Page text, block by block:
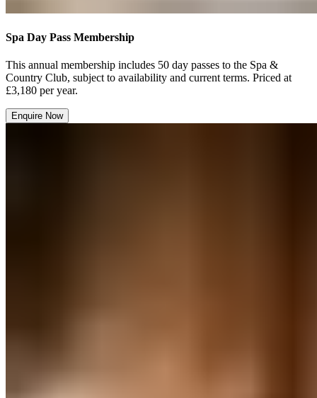
Spa Day Pass Membership​​​​‌ ‍ ​‍​‍‌‍ ‌ ​‍‌‍‍‌‌‍‌ ‌‍‍‌‌‍ ‍​‍​‍​ ‍‍​‍​‍‌ ​ ‌‍​‌‌‍ ‍‌‍‍‌‌ ‌​‌ ‍‌​‍ ‍‌‍‍‌‌‍ ​‍​‍​‍ ​​‍​‍‌‍‍​‌ ​‍‌‍‌‌‌‍‌‍​‍​‍​ ‍‍​‍​‍‌‍‍​‌ ‌​‌ ‌​‌ ​​‌ ​ ​ ‍‍​‍ ​‍ ‌‍ ​​‍ ‌‌‍​‌‌‍ ‍‌‍‌​​‍ ‌‌ ​‍​‍ ‌‌‍‍​‌‍ ‌ ‌​‌‍‌‌‌‍ ​‌ ​ ​‍ ‌‌ ​ ‌ ‌​‌ ‌‌‌‍‌​‌‍‍‌‌‍ ​‍ ‍‌ ‌‍‌‍‌‌‌ ​‍‌‍​ ‌‍‌‌‌‍ ​​‍ ‍‌‍​‌‌ ​​‌ ​​​‍ ‌‍‍‌‌‍ ‍‌ ‌​‌‍‌‌‌‍ ‍‌ ‌​​‍ ‌‍‌‌‌‍‌​‌‍‍‌‌ ‌​​‍ ‌‍ ‌‌‍ ‌‍‌​‌‍‌‌​ ‌‌ ​​‌ ​‍‌‍‌‌‌ ​ ‌‍‌‌‌‍ ‍‌ ‌​‌‍​‌‌ ‌​‌‍‍‌‌‍ ‌‍ ‍​ ‍ ‌‍‍‌‌‍‌​​ ‌‌‍​‍​ ‍‌​ ‍‌‌‍‌​‌‍​‌​ ‍​​ ‌‍​ ‌​​‍ ‌​ ‌​​ ‌ ‌‍‌‌​ ‌‌​‍ ‌​ ‌​​ ‌‍​ ​​​ ​ ​‍ ‌​ ‍​​ ​‌​ ‌‍​ ‌ ​‍ ‌​ ​‌​ ‌‍​ ​ ‌‍​‌‌‍‌‍​ ‍​​ ​‌‌‍​‍​ ‍‌​ ​​‌‍‌‌‌‍​ ​ ‍ ‌ ‌​‌ ‍‌‌ ​​‌‍‌‌​ ‌‌‍‍​‌‍ ‌ ‌​‌‍‌‌‌‍ ​‌‌​ ‌‍‍‌‌ ‌​‌‍‌‌‌‌​​‌‍​‌‌‍‌ ‌‍‌‌​ ‍ ‌ ​​‌‍​‌‌ ‌​‌‍‍​​ ‌‌ ​​‌‍​‌‌‍‌ ‌‍‌‌‌​​‍‌ ‌‌‌‍‍‌‌‍ ​‌‍‌​‌‍‌‌‌ ​‍​‍‌‌​ ‌‌‌​​‍‌‌ ‌‍‍ ‌‍‌‌‌ ‍‌​‍‌‌​ ​ ‌​‌​​‍‌‌​ ​ ‌​‌​​‍‌‌​ ​‍​ ​‍‌‍‌‌​ ​​‌‍​‌‌‍‌‌​ ‌‌‌‍‌‍​ ​‍‌‍​ ‌‍‌‌‌‍‌‌​ ‌‌​ ‍​​‍‌‌​ ​‍​ ​‍​‍‌‌​ ‌‌‌​‌​​‍ ‍‌‍​ ‌‍ ‌‍ ‍‌ ‌​‌‍‌‌‌‍ ‍‌ ‌​​‍‌‌​ ‌‌‌​​‍‌‌ ‌‍‍ ‌‍‌‌‌ ‍‌​‍‌‌​ ​ ‌​‌​​‍‌‌​ ​ ‌​‌​​‍‌‌​ ​‍​ ​‍​ ‌‌​ ​‌​ ​‍​ ​‌​ ​‍​ ‌ ​ ​‍​ ‌​‌‍​‌​ ​‍​ ​‍‌‍‌​​‍‌‌​ ​‍​ ​‍​‍‌‌​ ‌‌‌​‌​​‍ ‍‌ ‌​‌‍‍‌‌ ‌​‌‍ ​‌‍‌‌​ ‌‍​‍‌‍​‌‌ ​ ‌‍‌‌‌‌‌‌‌ ​‍‌‍ ​​ ‌‌‍‍​‌ ‌​‌ ‌​‌ ​​‌ ​ ​‍‌‌​ ​ ‌​​‌​‍‌‌​ ​‍‌​‌‍​‍‌‌​ ​‍‌​‌‍‌‍ ​​‍ ‌‌‍​‌‌‍ ‍‌‍‌​​‍ ‌‌ ​‍​‍ ‌‌‍‍​‌‍ ‌ ‌​‌‍‌‌‌‍ ​‌ ​ ​‍ ‌‌ ​ ‌ ‌​‌ ‌‌‌‍‌​‌‍‍‌‌‍ ​‍ ‍‌ ‌‍‌‍‌‌‌ ​‍‌‍​ ‌‍‌‌‌‍ ​​‍ ‍‌‍​‌‌ ​​‌ ​​​‍‌‍‌‍‍‌‌‍‌​​ ‌‌‍​‍​ ‍‌​ ‍‌‌‍‌​‌‍​‌​ ‍​​ ‌‍​ ‌​​‍ ‌​ ‌​​ ‌ ‌‍‌‌​ ‌‌​‍ ‌​ ‌​​ ‌‍​ ​​​ ​ ​‍ ‌​ ‍​​ ​‌​ ‌‍​ ‌ ​‍ ‌​ ​‌​ ‌‍​ ​ ‌‍​‌‌‍‌‍​ ‍​​ ​‌‌‍​‍​ ‍‌​ ​​‌‍‌‌‌‍​ ​‍‌‍‌ ‌​‌ ‍‌‌ ​​‌‍‌‌​ ‌‌‍‍​‌‍ ‌ ‌​‌‍‌‌‌‍ ​‌‌​ ‌‍‍‌‌ ‌​‌‍‌‌‌‌​​‌‍​‌‌‍‌ ‌‍‌‌​‍‌‍‌ ​​‌‍​‌‌ ‌​‌‍‍​​ ‌‌ ​​‌‍​‌‌‍‌ ‌‍‌‌‌​​‍‌ ‌‌‌‍‍‌‌‍ ​‌‍‌​‌‍‌‌‌ ​‍​‍‌‌​ ‌‌‌​​‍‌‌ ‌‍‍ ‌‍‌‌‌ ‍‌​‍‌‌​ ​ ‌​‌​​‍‌‌​ ​ ‌​‌​​‍‌‌​ ​‍​ ​‍‌‍‌‌​ ​​‌‍​‌‌‍‌‌​ ‌‌‌‍‌‍​ ​‍‌‍​ ‌‍‌‌‌‍‌‌​ ‌‌​ ‍​​‍‌‌​ ​‍​ ​‍​‍‌‌​ ‌‌‌​‌​​‍ ‍‌‍​ ‌‍ ‌‍ ‍‌ ‌​‌‍‌‌‌‍ ‍‌ ‌​​‍‌‌​ ‌‌‌​​‍‌‌ ‌‍‍ ‌‍‌‌‌ ‍‌​‍‌‌​ ​ ‌​‌​​‍‌‌​ ​ ‌​‌​​‍‌‌​ ​‍​ ​‍​ ‌‌​ ​‌​ ​‍​ ​‌​ ​‍​ ‌ ​ ​‍​ ‌​‌‍​‌​ ​‍​ ​‍‌‍‌​​‍‌‌​ ​‍​ ​‍​‍‌‌​ ‌‌‌​‌​​‍ ‍‌ ‌​‌‍‍‌‌ ‌​‌‍ ​‌‍‌‌​‍‌‍‌ ​​‌‍‌‌‌ ​‍‌ ​ ‌ ​​‌‍‌‌‌‍​ ‌ ‌​‌‍‍‌‌ ‌‍‌‍‌‌​ ‌‌ ​​‌ ‌‌‌‍​‍‌‍ ​‌‍‍‌‌ ​ ‌‍‍​‌‍‌‌‌‍‌​​‍​‍‌ ‌
This annual membership ​​​​‌ ‍ ​‍​‍‌‍ ‌ ​‍‌‍‍‌‌‍‌ ‌‍‍‌‌‍ ‍​‍​‍​ ‍‍​‍​‍‌ ​ ‌‍​‌‌‍ ‍‌‍‍‌‌ ‌​‌ ‍‌​‍ ‍‌‍‍‌‌‍ ​‍​‍​‍ ​​‍​‍‌‍‍​‌ ​‍‌‍‌‌‌‍‌‍​‍​‍​ ‍‍​‍​‍‌‍‍​‌ ‌​‌ ‌​‌ ​​‌ ​ ​ ‍‍​‍ ​‍ ‌‍ ​​‍ ‌‌‍​‌‌‍ ‍‌‍‌​​‍ ‌‌ ​‍​‍ ‌‌‍‍​‌‍ ‌ ‌​‌‍‌‌‌‍ ​‌ ​ ​‍ ‌‌ ​ ‌ ‌​‌ ‌‌‌‍‌​‌‍‍‌‌‍ ​‍ ‍‌ ‌‍‌‍‌‌‌ ​‍‌‍​ ‌‍‌‌‌‍ ​​‍ ‍‌‍​‌‌ ​​‌ ​​​‍ ‌‍‍‌‌‍ ‍‌ ‌​‌‍‌‌‌‍ ‍‌ ‌​​‍ ‌‍‌‌‌‍‌​‌‍‍‌‌ ‌​​‍ ‌‍ ‌‌‍ ‌‍‌​‌‍‌‌​ ‌‌ ​​‌ ​‍‌‍‌‌‌ ​ ‌‍‌‌‌‍ ‍‌ ‌​‌‍​‌‌ ‌​‌‍‍‌‌‍ ‌‍ ‍​ ‍ ‌‍‍‌‌‍‌​​ ‌‌‍​‍​ ‍‌​ ‍‌‌‍‌​‌‍​‌​ ‍​​ ‌‍​ ‌​​‍ ‌​ ‌​​ ‌ ‌‍‌‌​ ‌‌​‍ ‌​ ‌​​ ‌‍​ ​​​ ​ ​‍ ‌​ ‍​​ ​‌​ ‌‍​ ‌ ​‍ ‌​ ​‌​ ‌‍​ ​ ‌‍​‌‌‍‌‍​ ‍​​ ​‌‌‍​‍​ ‍‌​ ​​‌‍‌‌‌‍​ ​ ‍ ‌ ‌​‌ ‍‌‌ ​​‌‍‌‌​ ‌‌‍‍​‌‍ ‌ ‌​‌‍‌‌‌‍ ​‌‌​ ‌‍‍‌‌ ‌​‌‍‌‌‌‌​​‌‍​‌‌‍‌ ‌‍‌‌​ ‍ ‌ ​​‌‍​‌‌ ‌​‌‍‍​​ ‌‌ ​​‌‍​‌‌‍‌ ‌‍‌‌‌​​‍‌ ‌‌‌‍‍‌‌‍ ​‌‍‌​‌‍‌‌‌ ​‍​‍‌‌​ ‌‌‌​​‍‌‌ ‌‍‍ ‌‍‌‌‌ ‍‌​‍‌‌​ ​ ‌​‌​​‍‌‌​ ​ ‌​‌​​‍‌‌​ ​‍​ ​‍​ ​‌​ ‌‍​ ​ ​ ‌ ‌‍​‌​ ​ ​ ​‌​ ‌‌​ ​‍​ ‌‌‌‍‌​​ ‌​​‍‌‌​ ​‍​ ​‍​‍‌‌​ ‌‌‌​‌​​‍ ‍‌ ​ ‌‍‌‌‌‍​ ‌ ‌​‌‍‍‌‌‍ ‌‍ ‍‌ ​ ​‍‌‌​ ‌‌‌​​‍‌‌ ‌‍‍ ‌‍‌‌‌ ‍‌​‍‌‌​ ​ ‌​‌​​‍‌‌​ ​ ‌​‌​​‍‌‌​ ​‍​ ​‍​ ​‌​ ‌​​ ‍‌​ ‌​​ ‌ ​ ‌‌‌‍‌‌​ ​ ​ ​​​ ‍‌​ ‍‌‌‍‌‍​‍‌‌​ ​‍​ ​‍​‍‌‌​ ‌‌‌​‌​​‍ ‍‌‍​‍‌‍ ‌‍‌​‌ ‍‌​‍‌‌​ ‌‌‌​​‍‌‌ ‌‍‍ ‌‍‌‌‌ ‍‌​‍‌‌​ ​ ‌​‌​​‍‌‌​ ​ ‌​‌​​‍‌‌​ ​‍​ ​‍​ ‍​‌‍‌​‌‍‌‌‌‍​‍​ ‌ ​ ​​​ ​ ​ ​‍‌‍‌‍‌‍‌‍​ ​‌​ ‍‌​‍‌‌​ ​‍​ ​‍​‍‌‌​ ‌‌‌​‌​​‍ ‍‌‍​ ‌‍‍​‌‍‍‌‌‍ ​‌‍‌​‌ ​‍‌‍‌‌‌‍ ‍​‍‌‌​ ‌‌‌​​‍‌‌ ‌‍‍ ‌‍‌‌‌ ‍‌​‍‌‌​ ​ ‌​‌​​‍‌‌​ ​ ‌​‌​​‍‌‌​ ​‍​ ​‍‌‍​‍‌‍​‌‌‍‌‌‌‍‌​​ ‍‌​ ‌​​ ‍​‌‍​‍‌‍‌​‌‍​ ​ ‌‌​ ‍​​‍‌‌​ ​‍​ ​‍​‍‌‌​ ‌‌‌​‌​​‍ ‍‌ ‌​‌‍‌‌‌ ‍​‌ ‌​​ ‌‍​‍‌‍​‌‌ ​ ‌‍‌‌‌‌‌‌‌ ​‍‌‍ ​​ ‌‌‍‍​‌ ‌​‌ ‌​‌ ​​‌ ​ ​‍‌‌​ ​ ‌​​‌​‍‌‌​ ​‍‌​‌‍​‍‌‌​ ​‍‌​‌‍‌‍ ​​‍ ‌‌‍​‌‌‍ ‍‌‍‌​​‍ ‌‌ ​‍​‍ ‌‌‍‍​‌‍ ‌ ‌​‌‍‌‌‌‍ ​‌ ​ ​‍ ‌‌ ​ ‌ ‌​‌ ‌‌‌‍‌​‌‍‍‌‌‍ ​‍ ‍‌ ‌‍‌‍‌‌‌ ​‍‌‍​ ‌‍‌‌‌‍ ​​‍ ‍‌‍​‌‌ ​​‌ ​​​‍‌‍‌‍‍‌‌‍‌​​ ‌‌‍​‍​ ‍‌​ ‍‌‌‍‌​‌‍​‌​ ‍​​ ‌‍​ ‌​​‍ ‌​ ‌​​ ‌ ‌‍‌‌​ ‌‌​‍ ‌​ ‌​​ ‌‍​ ​​​ ​ ​‍ ‌​ ‍​​ ​‌​ ‌‍​ ‌ ​‍ ‌​ ​‌​ ‌‍​ ​ ‌‍​‌‌‍‌‍​ ‍​​ ​‌‌‍​‍​ ‍‌​ ​​‌‍‌‌‌‍​ ​‍‌‍‌ ‌​‌ ‍‌‌ ​​‌‍‌‌​ ‌‌‍‍​‌‍ ‌ ‌​‌‍‌‌‌‍ ​‌‌​ ‌‍‍‌‌ ‌​‌‍‌‌‌‌​​‌‍​‌‌‍‌ ‌‍‌‌​‍‌‍‌ ​​‌‍​‌‌ ‌​‌‍‍​​ ‌‌ ​​‌‍​‌‌‍‌ ‌‍‌‌‌​​‍‌ ‌‌‌‍‍‌‌‍ ​‌‍‌​‌‍‌‌‌ ​‍​‍‌‌​ ‌‌‌​​‍‌‌ ‌‍‍ ‌‍‌‌‌ ‍‌​‍‌‌​ ​ ‌​‌​​‍‌‌​ ​ ‌​‌​​‍‌‌​ ​‍​ ​‍​ ​‌​ ‌‍​ ​ ​ ‌ ‌‍​‌​ ​ ​ ​‌​ ‌‌​ ​‍​ ‌‌‌‍‌​​ ‌​​‍‌‌​ ​‍​ ​‍​‍‌‌​ ‌‌‌​‌​​‍ ‍‌ ​ ‌‍‌‌‌‍​ ‌ ‌​‌‍‍‌‌‍ ‌‍ ‍‌ ​ ​‍‌‌​ ‌‌‌​​‍‌‌ ‌‍‍ ‌‍‌‌‌ ‍‌​‍‌‌​ ​ ‌​‌​​‍‌‌​ ​ ‌​‌​​‍‌‌​ ​‍​ ​‍​ ​‌​ ‌​​ ‍‌​ ‌​​ ‌ ​ ‌‌‌‍‌‌​ ​ ​ ​​​ ‍‌​ ‍‌‌‍‌‍​‍‌‌​ ​‍​ ​‍​‍‌‌​ ‌‌‌​‌​​‍ ‍‌‍​‍‌‍ ‌‍‌​‌ ‍‌​‍‌‌​ ‌‌‌​​‍‌‌ ‌‍‍ ‌‍‌‌‌ ‍‌​‍‌‌​ ​ ‌​‌​​‍‌‌​ ​ ‌​‌​​‍‌‌​ ​‍​ ​‍​ ‍​‌‍‌​‌‍‌‌‌‍​‍​ ‌ ​ ​​​ ​ ​ ​‍‌‍‌‍‌‍‌‍​ ​‌​ ‍‌​‍‌‌​ ​‍​ ​‍​‍‌‌​ ‌‌‌​‌​​‍ ‍‌‍​ ‌‍‍​‌‍‍‌‌‍ ​‌‍‌​‌ ​‍‌‍‌‌‌‍ ‍​‍‌‌​ ‌‌‌​​‍‌‌ ‌‍‍ ‌‍‌‌‌ ‍‌​‍‌‌​ ​ ‌​‌​​‍‌‌​ ​ ‌​‌​​‍‌‌​ ​‍​ ​‍‌‍​‍‌‍​‌‌‍‌‌‌‍‌​​ ‍‌​ ‌​​ ‍​‌‍​‍‌‍‌​‌‍​ ​ ‌‌​ ‍​​‍‌‌​ ​‍​ ​‍​‍‌‌​ ‌‌‌​‌​​‍ ‍‌ ‌​‌‍‌‌‌ ‍​‌ ‌​​‍‌‍‌ ​​‌‍‌‌‌ ​‍‌ ​ ‌ ​​‌‍‌‌‌‍​ ‌ ‌​‌‍‍‌‌ ‌‍‌‍‌‌​ ‌‌ ​​‌ ‌‌‌‍​‍‌‍ ​‌‍‍‌‌ ​ ‌‍‍​‌‍‌‌‌‍‌​​‍​‍‌ ‌includes ​​​​‌ ‍ ​‍​‍‌‍ ‌ ​‍‌‍‍‌‌‍‌ ‌‍‍‌‌‍ ‍​‍​‍​ ‍‍​‍​‍‌ ​ ‌‍​‌‌‍ ‍‌‍‍‌‌ ‌​‌ ‍‌​‍ ‍‌‍‍‌‌‍ ​‍​‍​‍ ​​‍​‍‌‍‍​‌ ​‍‌‍‌‌‌‍‌‍​‍​‍​ ‍‍​‍​‍‌‍‍​‌ ‌​‌ ‌​‌ ​​‌ ​ ​ ‍‍​‍ ​‍ ‌‍ ​​‍ ‌‌‍​‌‌‍ ‍‌‍‌​​‍ ‌‌ ​‍​‍ ‌‌‍‍​‌‍ ‌ ‌​‌‍‌‌‌‍ ​‌ ​ ​‍ ‌‌ ​ ‌ ‌​‌ ‌‌‌‍‌​‌‍‍‌‌‍ ​‍ ‍‌ ‌‍‌‍‌‌‌ ​‍‌‍​ ‌‍‌‌‌‍ ​​‍ ‍‌‍​‌‌ ​​‌ ​​​‍ ‌‍‍‌‌‍ ‍‌ ‌​‌‍‌‌‌‍ ‍‌ ‌​​‍ ‌‍‌‌‌‍‌​‌‍‍‌‌ ‌​​‍ ‌‍ ‌‌‍ ‌‍‌​‌‍‌‌​ ‌‌ ​​‌ ​‍‌‍‌‌‌ ​ ‌‍‌‌‌‍ ‍‌ ‌​‌‍​‌‌ ‌​‌‍‍‌‌‍ ‌‍ ‍​ ‍ ‌‍‍‌‌‍‌​​ ‌‌‍​‍​ ‍‌​ ‍‌‌‍‌​‌‍​‌​ ‍​​ ‌‍​ ‌​​‍ ‌​ ‌​​ ‌ ‌‍‌‌​ ‌‌​‍ ‌​ ‌​​ ‌‍​ ​​​ ​ ​‍ ‌​ ‍​​ ​‌​ ‌‍​ ‌ ​‍ ‌​ ​‌​ ‌‍​ ​ ‌‍​‌‌‍‌‍​ ‍​​ ​‌‌‍​‍​ ‍‌​ ​​‌‍‌‌‌‍​ ​ ‍ ‌ ‌​‌ ‍‌‌ ​​‌‍‌‌​ ‌‌‍‍​‌‍ ‌ ‌​‌‍‌‌‌‍ ​‌‌​ ‌‍‍‌‌ ‌​‌‍‌‌‌‌​​‌‍​‌‌‍‌ ‌‍‌‌​ ‍ ‌ ​​‌‍​‌‌ ‌​‌‍‍​​ ‌‌ ​​‌‍​‌‌‍‌ ‌‍‌‌‌​​‍‌ ‌‌‌‍‍‌‌‍ ​‌‍‌​‌‍‌‌‌ ​‍​‍‌‌​ ‌‌‌​​‍‌‌ ‌‍‍ ‌‍‌‌‌ ‍‌​‍‌‌​ ​ ‌​‌​​‍‌‌​ ​ ‌​‌​​‍‌‌​ ​‍​ ​‍​ ​‌​ ‌‍​ ​ ​ ‌ ‌‍​‌​ ​ ​ ​‌​ ‌‌​ ​‍​ ‌‌‌‍‌​​ ‌​​‍‌‌​ ​‍​ ​‍​‍‌‌​ ‌‌‌​‌​​‍ ‍‌ ​ ‌‍‌‌‌‍​ ‌ ‌​‌‍‍‌‌‍ ‌‍ ‍‌ ​ ​‍‌‌​ ‌‌‌​​‍‌‌ ‌‍‍ ‌‍‌‌‌ ‍‌​‍‌‌​ ​ ‌​‌​​‍‌‌​ ​ ‌​‌​​‍‌‌​ ​‍​ ​‍​ ​‌​ ‌​​ ‍‌​ ‌​​ ‌ ​ ‌‌‌‍‌‌​ ​ ​ ​​​ ‍‌​ ‍‌‌‍‌‍​‍‌‌​ ​‍​ ​‍​‍‌‌​ ‌‌‌​‌​​‍ ‍‌‍​‍‌‍ ‌‍‌​‌ ‍‌​‍‌‌​ ‌‌‌​​‍‌‌ ‌‍‍ ‌‍‌‌‌ ‍‌​‍‌‌​ ​ ‌​‌​​‍‌‌​ ​ ‌​‌​​‍‌‌​ ​‍​ ​‍​ ‍​‌‍‌​‌‍‌‌‌‍​‍​ ‌ ​ ​​​ ​ ​ ​‍‌‍‌‍‌‍‌‍​ ​‌​ ‍‌​‍‌‌​ ​‍​ ​‍​‍‌‌​ ‌‌‌​‌​​‍ ‍‌‍​ ‌‍‍​‌‍‍‌‌‍ ​‌‍‌​‌ ​‍‌‍‌‌‌‍ ‍​‍‌‌​ ‌‌‌​​‍‌‌ ‌‍‍ ‌‍‌‌‌ ‍‌​‍‌‌​ ​ ‌​‌​​‍‌‌​ ​ ‌​‌​​‍‌‌​ ​‍​ ​‍‌‍‌​‌‍‌‌‌‍‌‌‌‍​ ‌‍​‍​ ​ ​ ​ ​ ​​​ ​​‌‍‌‌​ ‌‍‌‍​‍​‍‌‌​ ​‍​ ​‍​‍‌‌​ ‌‌‌​‌​​‍ ‍‌ ‌​‌‍‌‌‌ ‍​‌ ‌​​ ‌‍​‍‌‍​‌‌ ​ ‌‍‌‌‌‌‌‌‌ ​‍‌‍ ​​ ‌‌‍‍​‌ ‌​‌ ‌​‌ ​​‌ ​ ​‍‌‌​ ​ ‌​​‌​‍‌‌​ ​‍‌​‌‍​‍‌‌​ ​‍‌​‌‍‌‍ ​​‍ ‌‌‍​‌‌‍ ‍‌‍‌​​‍ ‌‌ ​‍​‍ ‌‌‍‍​‌‍ ‌ ‌​‌‍‌‌‌‍ ​‌ ​ ​‍ ‌‌ ​ ‌ ‌​‌ ‌‌‌‍‌​‌‍‍‌‌‍ ​‍ ‍‌ ‌‍‌‍‌‌‌ ​‍‌‍​ ‌‍‌‌‌‍ ​​‍ ‍‌‍​‌‌ ​​‌ ​​​‍‌‍‌‍‍‌‌‍‌​​ ‌‌‍​‍​ ‍‌​ ‍‌‌‍‌​‌‍​‌​ ‍​​ ‌‍​ ‌​​‍ ‌​ ‌​​ ‌ ‌‍‌‌​ ‌‌​‍ ‌​ ‌​​ ‌‍​ ​​​ ​ ​‍ ‌​ ‍​​ ​‌​ ‌‍​ ‌ ​‍ ‌​ ​‌​ ‌‍​ ​ ‌‍​‌‌‍‌‍​ ‍​​ ​‌‌‍​‍​ ‍‌​ ​​‌‍‌‌‌‍​ ​‍‌‍‌ ‌​‌ ‍‌‌ ​​‌‍‌‌​ ‌‌‍‍​‌‍ ‌ ‌​‌‍‌‌‌‍ ​‌‌​ ‌‍‍‌‌ ‌​‌‍‌‌‌‌​​‌‍​‌‌‍‌ ‌‍‌‌​‍‌‍‌ ​​‌‍​‌‌ ‌​‌‍‍​​ ‌‌ ​​‌‍​‌‌‍‌ ‌‍‌‌‌​​‍‌ ‌‌‌‍‍‌‌‍ ​‌‍‌​‌‍‌‌‌ ​‍​‍‌‌​ ‌‌‌​​‍‌‌ ‌‍‍ ‌‍‌‌‌ ‍‌​‍‌‌​ ​ ‌​‌​​‍‌‌​ ​ ‌​‌​​‍‌‌​ ​‍​ ​‍​ ​‌​ ‌‍​ ​ ​ ‌ ‌‍​‌​ ​ ​ ​‌​ ‌‌​ ​‍​ ‌‌‌‍‌​​ ‌​​‍‌‌​ ​‍​ ​‍​‍‌‌​ ‌‌‌​‌​​‍ ‍‌ ​ ‌‍‌‌‌‍​ ‌ ‌​‌‍‍‌‌‍ ‌‍ ‍‌ ​ ​‍‌‌​ ‌‌‌​​‍‌‌ ‌‍‍ ‌‍‌‌‌ ‍‌​‍‌‌​ ​ ‌​‌​​‍‌‌​ ​ ‌​‌​​‍‌‌​ ​‍​ ​‍​ ​‌​ ‌​​ ‍‌​ ‌​​ ‌ ​ ‌‌‌‍‌‌​ ​ ​ ​​​ ‍‌​ ‍‌‌‍‌‍​‍‌‌​ ​‍​ ​‍​‍‌‌​ ‌‌‌​‌​​‍ ‍‌‍​‍‌‍ ‌‍‌​‌ ‍‌​‍‌‌​ ‌‌‌​​‍‌‌ ‌‍‍ ‌‍‌‌‌ ‍‌​‍‌‌​ ​ ‌​‌​​‍‌‌​ ​ ‌​‌​​‍‌‌​ ​‍​ ​‍​ ‍​‌‍‌​‌‍‌‌‌‍​‍​ ‌ ​ ​​​ ​ ​ ​‍‌‍‌‍‌‍‌‍​ ​‌​ ‍‌​‍‌‌​ ​‍​ ​‍​‍‌‌​ ‌‌‌​‌​​‍ ‍‌‍​ ‌‍‍​‌‍‍‌‌‍ ​‌‍‌​‌ ​‍‌‍‌‌‌‍ ‍​‍‌‌​ ‌‌‌​​‍‌‌ ‌‍‍ ‌‍‌‌‌ ‍‌​‍‌‌​ ​ ‌​‌​​‍‌‌​ ​ ‌​‌​​‍‌‌​ ​‍​ ​‍‌‍‌​‌‍‌‌‌‍‌‌‌‍​ ‌‍​‍​ ​ ​ ​ ​ ​​​ ​​‌‍‌‌​ ‌‍‌‍​‍​‍‌‌​ ​‍​ ​‍​‍‌‌​ ‌‌‌​‌​​‍ ‍‌ ‌​‌‍‌‌‌ ‍​‌ ‌​​‍‌‍‌ ​​‌‍‌‌‌ ​‍‌ ​ ‌ ​​‌‍‌‌‌‍​ ‌ ‌​‌‍‍‌‌ ‌‍‌‍‌‌​ ‌‌ ​​‌ ‌‌‌‍​‍‌‍ ​‌‍‍‌‌ ​ ‌‍‍​‌‍‌‌‌‍‌​​‍​‍‌ ‌50 day passes ​​​​‌ ‍ ​‍​‍‌‍ ‌ ​‍‌‍‍‌‌‍‌ ‌‍‍‌‌‍ ‍​‍​‍​ ‍‍​‍​‍‌ ​ ‌‍​‌‌‍ ‍‌‍‍‌‌ ‌​‌ ‍‌​‍ ‍‌‍‍‌‌‍ ​‍​‍​‍ ​​‍​‍‌‍‍​‌ ​‍‌‍‌‌‌‍‌‍​‍​‍​ ‍‍​‍​‍‌‍‍​‌ ‌​‌ ‌​‌ ​​‌ ​ ​ ‍‍​‍ ​‍ ‌‍ ​​‍ ‌‌‍​‌‌‍ ‍‌‍‌​​‍ ‌‌ ​‍​‍ ‌‌‍‍​‌‍ ‌ ‌​‌‍‌‌‌‍ ​‌ ​ ​‍ ‌‌ ​ ‌ ‌​‌ ‌‌‌‍‌​‌‍‍‌‌‍ ​‍ ‍‌ ‌‍‌‍‌‌‌ ​‍‌‍​ ‌‍‌‌‌‍ ​​‍ ‍‌‍​‌‌ ​​‌ ​​​‍ ‌‍‍‌‌‍ ‍‌ ‌​‌‍‌‌‌‍ ‍‌ ‌​​‍ ‌‍‌‌‌‍‌​‌‍‍‌‌ ‌​​‍ ‌‍ ‌‌‍ ‌‍‌​‌‍‌‌​ ‌‌ ​​‌ ​‍‌‍‌‌‌ ​ ‌‍‌‌‌‍ ‍‌ ‌​‌‍​‌‌ ‌​‌‍‍‌‌‍ ‌‍ ‍​ ‍ ‌‍‍‌‌‍‌​​ ‌‌‍​‍​ ‍‌​ ‍‌‌‍‌​‌‍​‌​ ‍​​ ‌‍​ ‌​​‍ ‌​ ‌​​ ‌ ‌‍‌‌​ ‌‌​‍ ‌​ ‌​​ ‌‍​ ​​​ ​ ​‍ ‌​ ‍​​ ​‌​ ‌‍​ ‌ ​‍ ‌​ ​‌​ ‌‍​ ​ ‌‍​‌‌‍‌‍​ ‍​​ ​‌‌‍​‍​ ‍‌​ ​​‌‍‌‌‌‍​ ​ ‍ ‌ ‌​‌ ‍‌‌ ​​‌‍‌‌​ ‌‌‍‍​‌‍ ‌ ‌​‌‍‌‌‌‍ ​‌‌​ ‌‍‍‌‌ ‌​‌‍‌‌‌‌​​‌‍​‌‌‍‌ ‌‍‌‌​ ‍ ‌ ​​‌‍​‌‌ ‌​‌‍‍​​ ‌‌ ​​‌‍​‌‌‍‌ ‌‍‌‌‌​​‍‌ ‌‌‌‍‍‌‌‍ ​‌‍‌​‌‍‌‌‌ ​‍​‍‌‌​ ‌‌‌​​‍‌‌ ‌‍‍ ‌‍‌‌‌ ‍‌​‍‌‌​ ​ ‌​‌​​‍‌‌​ ​ ‌​‌​​‍‌‌​ ​‍​ ​‍​ ​‌​ ‌‍​ ​ ​ ‌ ‌‍​‌​ ​ ​ ​‌​ ‌‌​ ​‍​ ‌‌‌‍‌​​ ‌​​‍‌‌​ ​‍​ ​‍​‍‌‌​ ‌‌‌​‌​​‍ ‍‌ ​ ‌‍‌‌‌‍​ ‌ ‌​‌‍‍‌‌‍ ‌‍ ‍‌ ​ ​‍‌‌​ ‌‌‌​​‍‌‌ ‌‍‍ ‌‍‌‌‌ ‍‌​‍‌‌​ ​ ‌​‌​​‍‌‌​ ​ ‌​‌​​‍‌‌​ ​‍​ ​‍​ ​‌​ ‌​​ ‍‌​ ‌​​ ‌ ​ ‌‌‌‍‌‌​ ​ ​ ​​​ ‍‌​ ‍‌‌‍‌‍​‍‌‌​ ​‍​ ​‍​‍‌‌​ ‌‌‌​‌​​‍ ‍‌‍​‍‌‍ ‌‍‌​‌ ‍‌​‍‌‌​ ‌‌‌​​‍‌‌ ‌‍‍ ‌‍‌‌‌ ‍‌​‍‌‌​ ​ ‌​‌​​‍‌‌​ ​ ‌​‌​​‍‌‌​ ​‍​ ​‍​ ‍​‌‍‌​‌‍‌‌‌‍​‍​ ‌ ​ ​​​ ​ ​ ​‍‌‍‌‍‌‍‌‍​ ​‌​ ‍‌​‍‌‌​ ​‍​ ​‍​‍‌‌​ ‌‌‌​‌​​‍ ‍‌‍​ ‌‍‍​‌‍‍‌‌‍ ​‌‍‌​‌ ​‍‌‍‌‌‌‍ ‍​‍‌‌​ ‌‌‌​​‍‌‌ ‌‍‍ ‌‍‌‌‌ ‍‌​‍‌‌​ ​ ‌​‌​​‍‌‌​ ​ ‌​‌​​‍‌‌​ ​‍​ ​‍​ ​‌‌‍​‍​ ​ ‌‍​‍‌‍​‌‌‍​‍‌‍​‍​ ​ ​ ​‌​ ‌​‌‍​ ​ ‌​​‍‌‌​ ​‍​ ​‍​‍‌‌​ ‌‌‌​‌​​‍ ‍‌ ‌​‌‍‌‌‌ ‍​‌ ‌​​ ‌‍​‍‌‍​‌‌ ​ ‌‍‌‌‌‌‌‌‌ ​‍‌‍ ​​ ‌‌‍‍​‌ ‌​‌ ‌​‌ ​​‌ ​ ​‍‌‌​ ​ ‌​​‌​‍‌‌​ ​‍‌​‌‍​‍‌‌​ ​‍‌​‌‍‌‍ ​​‍ ‌‌‍​‌‌‍ ‍‌‍‌​​‍ ‌‌ ​‍​‍ ‌‌‍‍​‌‍ ‌ ‌​‌‍‌‌‌‍ ​‌ ​ ​‍ ‌‌ ​ ‌ ‌​‌ ‌‌‌‍‌​‌‍‍‌‌‍ ​‍ ‍‌ ‌‍‌‍‌‌‌ ​‍‌‍​ ‌‍‌‌‌‍ ​​‍ ‍‌‍​‌‌ ​​‌ ​​​‍‌‍‌‍‍‌‌‍‌​​ ‌‌‍​‍​ ‍‌​ ‍‌‌‍‌​‌‍​‌​ ‍​​ ‌‍​ ‌​​‍ ‌​ ‌​​ ‌ ‌‍‌‌​ ‌‌​‍ ‌​ ‌​​ ‌‍​ ​​​ ​ ​‍ ‌​ ‍​​ ​‌​ ‌‍​ ‌ ​‍ ‌​ ​‌​ ‌‍​ ​ ‌‍​‌‌‍‌‍​ ‍​​ ​‌‌‍​‍​ ‍‌​ ​​‌‍‌‌‌‍​ ​‍‌‍‌ ‌​‌ ‍‌‌ ​​‌‍‌‌​ ‌‌‍‍​‌‍ ‌ ‌​‌‍‌‌‌‍ ​‌‌​ ‌‍‍‌‌ ‌​‌‍‌‌‌‌​​‌‍​‌‌‍‌ ‌‍‌‌​‍‌‍‌ ​​‌‍​‌‌ ‌​‌‍‍​​ ‌‌ ​​‌‍​‌‌‍‌ ‌‍‌‌‌​​‍‌ ‌‌‌‍‍‌‌‍ ​‌‍‌​‌‍‌‌‌ ​‍​‍‌‌​ ‌‌‌​​‍‌‌ ‌‍‍ ‌‍‌‌‌ ‍‌​‍‌‌​ ​ ‌​‌​​‍‌‌​ ​ ‌​‌​​‍‌‌​ ​‍​ ​‍​ ​‌​ ‌‍​ ​ ​ ‌ ‌‍​‌​ ​ ​ ​‌​ ‌‌​ ​‍​ ‌‌‌‍‌​​ ‌​​‍‌‌​ ​‍​ ​‍​‍‌‌​ ‌‌‌​‌​​‍ ‍‌ ​ ‌‍‌‌‌‍​ ‌ ‌​‌‍‍‌‌‍ ‌‍ ‍‌ ​ ​‍‌‌​ ‌‌‌​​‍‌‌ ‌‍‍ ‌‍‌‌‌ ‍‌​‍‌‌​ ​ ‌​‌​​‍‌‌​ ​ ‌​‌​​‍‌‌​ ​‍​ ​‍​ ​‌​ ‌​​ ‍‌​ ‌​​ ‌ ​ ‌‌‌‍‌‌​ ​ ​ ​​​ ‍‌​ ‍‌‌‍‌‍​‍‌‌​ ​‍​ ​‍​‍‌‌​ ‌‌‌​‌​​‍ ‍‌‍​‍‌‍ ‌‍‌​‌ ‍‌​‍‌‌​ ‌‌‌​​‍‌‌ ‌‍‍ ‌‍‌‌‌ ‍‌​‍‌‌​ ​ ‌​‌​​‍‌‌​ ​ ‌​‌​​‍‌‌​ ​‍​ ​‍​ ‍​‌‍‌​‌‍‌‌‌‍​‍​ ‌ ​ ​​​ ​ ​ ​‍‌‍‌‍‌‍‌‍​ ​‌​ ‍‌​‍‌‌​ ​‍​ ​‍​‍‌‌​ ‌‌‌​‌​​‍ ‍‌‍​ ‌‍‍​‌‍‍‌‌‍ ​‌‍‌​‌ ​‍‌‍‌‌‌‍ ‍​‍‌‌​ ‌‌‌​​‍‌‌ ‌‍‍ ‌‍‌‌‌ ‍‌​‍‌‌​ ​ ‌​‌​​‍‌‌​ ​ ‌​‌​​‍‌‌​ ​‍​ ​‍​ ​‌‌‍​‍​ ​ ‌‍​‍‌‍​‌‌‍​‍‌‍​‍​ ​ ​ ​‌​ ‌​‌‍​ ​ ‌​​‍‌‌​ ​‍​ ​‍​‍‌‌​ ‌‌‌​‌​​‍ ‍‌ ‌​‌‍‌‌‌ ‍​‌ ‌​​‍‌‍‌ ​​‌‍‌‌‌ ​‍‌ ​ ‌ ​​‌‍‌‌‌‍​ ‌ ‌​‌‍‍‌‌ ‌‍‌‍‌‌​ ‌‌ ​​‌ ‌‌‌‍​‍‌‍ ​‌‍‍‌‌ ​ ‌‍‍​‌‍‌‌‌‍‌​​‍​‍‌ ‌to the Spa & Country Club, subject to availability and current terms. Priced at £3,180 per year. ​​​​‌ ‍ ​‍​‍‌‍ ‌ ​‍‌‍‍‌‌‍‌ ‌‍‍‌‌‍ ‍​‍​‍​ ‍‍​‍​‍‌ ​ ‌‍​‌‌‍ ‍‌‍‍‌‌ ‌​‌ ‍‌​‍ ‍‌‍‍‌‌‍ ​‍​‍​‍ ​​‍​‍‌‍‍​‌ ​‍‌‍‌‌‌‍‌‍​‍​‍​ ‍‍​‍​‍‌‍‍​‌ ‌​‌ ‌​‌ ​​‌ ​ ​ ‍‍​‍ ​‍ ‌‍ ​​‍ ‌‌‍​‌‌‍ ‍‌‍‌​​‍ ‌‌ ​‍​‍ ‌‌‍‍​‌‍ ‌ ‌​‌‍‌‌‌‍ ​‌ ​ ​‍ ‌‌ ​ ‌ ‌​‌ ‌‌‌‍‌​‌‍‍‌‌‍ ​‍ ‍‌ ‌‍‌‍‌‌‌ ​‍‌‍​ ‌‍‌‌‌‍ ​​‍ ‍‌‍​‌‌ ​​‌ ​​​‍ ‌‍‍‌‌‍ ‍‌ ‌​‌‍‌‌‌‍ ‍‌ ‌​​‍ ‌‍‌‌‌‍‌​‌‍‍‌‌ ‌​​‍ ‌‍ ‌‌‍ ‌‍‌​‌‍‌‌​ ‌‌ ​​‌ ​‍‌‍‌‌‌ ​ ‌‍‌‌‌‍ ‍‌ ‌​‌‍​‌‌ ‌​‌‍‍‌‌‍ ‌‍ ‍​ ‍ ‌‍‍‌‌‍‌​​ ‌‌‍​‍​ ‍‌​ ‍‌‌‍‌​‌‍​‌​ ‍​​ ‌‍​ ‌​​‍ ‌​ ‌​​ ‌ ‌‍‌‌​ ‌‌​‍ ‌​ ‌​​ ‌‍​ ​​​ ​ ​‍ ‌​ ‍​​ ​‌​ ‌‍​ ‌ ​‍ ‌​ ​‌​ ‌‍​ ​ ‌‍​‌‌‍‌‍​ ‍​​ ​‌‌‍​‍​ ‍‌​ ​​‌‍‌‌‌‍​ ​ ‍ ‌ ‌​‌ ‍‌‌ ​​‌‍‌‌​ ‌‌‍‍​‌‍ ‌ ‌​‌‍‌‌‌‍ ​‌‌​ ‌‍‍‌‌ ‌​‌‍‌‌‌‌​​‌‍​‌‌‍‌ ‌‍‌‌​ ‍ ‌ ​​‌‍​‌‌ ‌​‌‍‍​​ ‌‌ ​​‌‍​‌‌‍‌ ‌‍‌‌‌​​‍‌ ‌‌‌‍‍‌‌‍ ​‌‍‌​‌‍‌‌‌ ​‍​‍‌‌​ ‌‌‌​​‍‌‌ ‌‍‍ ‌‍‌‌‌ ‍‌​‍‌‌​ ​ ‌​‌​​‍‌‌​ ​ ‌​‌​​‍‌‌​ ​‍​ ​‍‌‍‌‌​ ​​‌‍​‌‌‍‌‌​ ‌‌‌‍‌‍​ ​‍‌‍​ ‌‍‌‌‌‍‌‌​ ‌‌​ ‍​​‍‌‌​ ​‍​ ​‍​‍‌‌​ ‌‌‌​‌​​‍ ‍‌‍​ ‌‍ ‌‍ ‍‌ ‌​‌‍‌‌‌‍ ‍‌ ‌​​‍‌‌​ ‌‌‌​​‍‌‌ ‌‍‍ ‌‍‌‌‌ ‍‌​‍‌‌​ ​ ‌​‌​​‍‌‌​ ​ ‌​‌​​‍‌‌​ ​‍​ ​‍​ ‌‌​ ​‌​ ​‍​ ​‌​ ​‍​ ‌ ​ ​‍​ ‌​‌‍​‌​ ​‍​ ​‍‌‍‌​​‍‌‌​ ​‍​ ​‍​‍‌‌​ ‌‌‌​‌​​‍ ‍‌‍‌‌‌ ‍​‌‍​ ‌‍‌‌‌ ​‍‌ ​​‌ ‌​​ ‌‍​‍‌‍​‌‌ ​ ‌‍‌‌‌‌‌‌‌ ​‍‌‍ ​​ ‌‌‍‍​‌ ‌​‌ ‌​‌ ​​‌ ​ ​‍‌‌​ ​ ‌​​‌​‍‌‌​ ​‍‌​‌‍​‍‌‌​ ​‍‌​‌‍‌‍ ​​‍ ‌‌‍​‌‌‍ ‍‌‍‌​​‍ ‌‌ ​‍​‍ ‌‌‍‍​‌‍ ‌ ‌​‌‍‌‌‌‍ ​‌ ​ ​‍ ‌‌ ​ ‌ ‌​‌ ‌‌‌‍‌​‌‍‍‌‌‍ ​‍ ‍‌ ‌‍‌‍‌‌‌ ​‍‌‍​ ‌‍‌‌‌‍ ​​‍ ‍‌‍​‌‌ ​​‌ ​​​‍‌‍‌‍‍‌‌‍‌​​ ‌‌‍​‍​ ‍‌​ ‍‌‌‍‌​‌‍​‌​ ‍​​ ‌‍​ ‌​​‍ ‌​ ‌​​ ‌ ‌‍‌‌​ ‌‌​‍ ‌​ ‌​​ ‌‍​ ​​​ ​ ​‍ ‌​ ‍​​ ​‌​ ‌‍​ ‌ ​‍ ‌​ ​‌​ ‌‍​ ​ ‌‍​‌‌‍‌‍​ ‍​​ ​‌‌‍​‍​ ‍‌​ ​​‌‍‌‌‌‍​ ​‍‌‍‌ ‌​‌ ‍‌‌ ​​‌‍‌‌​ ‌‌‍‍​‌‍ ‌ ‌​‌‍‌‌‌‍ ​‌‌​ ‌‍‍‌‌ ‌​‌‍‌‌‌‌​​‌‍​‌‌‍‌ ‌‍‌‌​‍‌‍‌ ​​‌‍​‌‌ ‌​‌‍‍​​ ‌‌ ​​‌‍​‌‌‍‌ ‌‍‌‌‌​​‍‌ ‌‌‌‍‍‌‌‍ ​‌‍‌​‌‍‌‌‌ ​‍​‍‌‌​ ‌‌‌​​‍‌‌ ‌‍‍ ‌‍‌‌‌ ‍‌​‍‌‌​ ​ ‌​‌​​‍‌‌​ ​ ‌​‌​​‍‌‌​ ​‍​ ​‍‌‍‌‌​ ​​‌‍​‌‌‍‌‌​ ‌‌‌‍‌‍​ ​‍‌‍​ ‌‍‌‌‌‍‌‌​ ‌‌​ ‍​​‍‌‌​ ​‍​ ​‍​‍‌‌​ ‌‌‌​‌​​‍ ‍‌‍​ ‌‍ ‌‍ ‍‌ ‌​‌‍‌‌‌‍ ‍‌ ‌​​‍‌‌​ ‌‌‌​​‍‌‌ ‌‍‍ ‌‍‌‌‌ ‍‌​‍‌‌​ ​ ‌​‌​​‍‌‌​ ​ ‌​‌​​‍‌‌​ ​‍​ ​‍​ ‌‌​ ​‌​ ​‍​ ​‌​ ​‍​ ‌ ​ ​‍​ ‌​‌‍​‌​ ​‍​ ​‍‌‍‌​​‍‌‌​ ​‍​ ​‍​‍‌‌​ ‌‌‌​‌​​‍ ‍‌‍‌‌‌ ‍​‌‍​ ‌‍‌‌‌ ​‍‌ ​​‌ ‌​​‍‌‍‌ ​​‌‍‌‌‌ ​‍‌ ​ ‌ ​​‌‍‌‌‌‍​ ‌
Enquire Now​​​​‌ ‍ ​‍​‍‌‍ ‌ ​‍‌‍‍‌‌‍‌ ‌‍‍‌‌‍ ‍​‍​‍​ ‍‍​‍​‍‌ ​ ‌‍​‌‌‍ ‍‌‍‍‌‌ ‌​‌ ‍‌​‍ ‍‌‍‍‌‌‍ ​‍​‍​‍ ​​‍​‍‌‍‍​‌ ​‍‌‍‌‌‌‍‌‍​‍​‍​ ‍‍​‍​‍‌‍‍​‌ ‌​‌ ‌​‌ ​​‌ ​ ​ ‍‍​‍ ​‍ ‌‍ ​​‍ ‌‌‍​‌‌‍ ‍‌‍‌​​‍ ‌‌ ​‍​‍ ‌‌‍‍​‌‍ ‌ ‌​‌‍‌‌‌‍ ​‌ ​ ​‍ ‌‌ ​ ‌ ‌​‌ ‌‌‌‍‌​‌‍‍‌‌‍ ​‍ ‍‌ ‌‍‌‍‌‌‌ ​‍‌‍​ ‌‍‌‌‌‍ ​​‍ ‍‌‍​‌‌ ​​‌ ​​​‍ ‌‍‍‌‌‍ ‍‌ ‌​‌‍‌‌‌‍ ‍‌ ‌​​‍ ‌‍‌‌‌‍‌​‌‍‍‌‌ ‌​​‍ ‌‍ ‌‌‍ ‌‍‌​‌‍‌‌​ ‌‌ ​​‌ ​‍‌‍‌‌‌ ​ ‌‍‌‌‌‍ ‍‌ ‌​‌‍​‌‌ ‌​‌‍‍‌‌‍ ‌‍ ‍​ ‍ ‌‍‍‌‌‍‌​​ ‌‌‍​‍​ ‍‌​ ‍‌‌‍‌​‌‍​‌​ ‍​​ ‌‍​ ‌​​‍ ‌​ ‌​​ ‌ ‌‍‌‌​ ‌‌​‍ ‌​ ‌​​ ‌‍​ ​​​ ​ ​‍ ‌​ ‍​​ ​‌​ ‌‍​ ‌ ​‍ ‌​ ​‌​ ‌‍​ ​ ‌‍​‌‌‍‌‍​ ‍​​ ​‌‌‍​‍​ ‍‌​ ​​‌‍‌‌‌‍​ ​ ‍ ‌ ‌​‌ ‍‌‌ ​​‌‍‌‌​ ‌‌‍‍​‌‍ ‌ ‌​‌‍‌‌‌‍ ​‌‌​ ‌‍‍‌‌ ‌​‌‍‌‌‌‌​​‌‍​‌‌‍‌ ‌‍‌‌​ ‍ ‌ ​​‌‍​‌‌ ‌​‌‍‍​​ ‌‌ ​​‌‍​‌‌‍‌ ‌‍‌‌‌​​‍‌ ‌‌‌‍‍‌‌‍ ​‌‍‌​‌‍‌‌‌ ​‍​‍‌‌​ ‌‌‌​​‍‌‌ ‌‍‍ ‌‍‌‌‌ ‍‌​‍‌‌​ ​ ‌​‌​​‍‌‌​ ​ ‌​‌​​‍‌‌​ ​‍​ ​‍‌‍‌‌​ ​​‌‍​‌‌‍‌‌​ ‌‌‌‍‌‍​ ​‍‌‍​ ‌‍‌‌‌‍‌‌​ ‌‌​ ‍​​‍‌‌​ ​‍​ ​‍​‍‌‌​ ‌‌‌​‌​​‍ ‍‌‍​ ‌‍ ‌‍ ‍‌ ‌​‌‍‌‌‌‍ ‍‌ ‌​​‍‌‌​ ‌‌‌​​‍‌‌ ‌‍‍ ‌‍‌‌‌ ‍‌​‍‌‌​ ​ ‌​‌​​‍‌‌​ ​ ‌​‌​​‍‌‌​ ​‍​ ​‍​ ‌‌​ ​‌​ ​‍​ ​‌​ ​‍​ ‌ ​ ​‍​ ‌​‌‍​‌​ ​‍​ ​‍‌‍‌​​‍‌‌​ ​‍​ ​‍​‍‌‌​ ‌‌‌​‌​​‍ ‍‌ ​​‌ ​‍‌‍‍‌‌‍ ‌‌‍​‌‌ ​‍‌ ‍‌‌​​ ‌ ‌​‌‍​‌​‍ ‍‌‍ ​‌‍​‌‌‍​‍‌‍‌‌‌‍ ​​ ‌‍​‍‌‍​‌‌ ​ ‌‍‌‌‌‌‌‌‌ ​‍‌‍ ​​ ‌‌‍‍​‌ ‌​‌ ‌​‌ ​​‌ ​ ​‍‌‌​ ​ ‌​​‌​‍‌‌​ ​‍‌​‌‍​‍‌‌​ ​‍‌​‌‍‌‍ ​​‍ ‌‌‍​‌‌‍ ‍‌‍‌​​‍ ‌‌ ​‍​‍ ‌‌‍‍​‌‍ ‌ ‌​‌‍‌‌‌‍ ​‌ ​ ​‍ ‌‌ ​ ‌ ‌​‌ ‌‌‌‍‌​‌‍‍‌‌‍ ​‍ ‍‌ ‌‍‌‍‌‌‌ ​‍‌‍​ ‌‍‌‌‌‍ ​​‍ ‍‌‍​‌‌ ​​‌ ​​​‍‌‍‌‍‍‌‌‍‌​​ ‌‌‍​‍​ ‍‌​ ‍‌‌‍‌​‌‍​‌​ ‍​​ ‌‍​ ‌​​‍ ‌​ ‌​​ ‌ ‌‍‌‌​ ‌‌​‍ ‌​ ‌​​ ‌‍​ ​​​ ​ ​‍ ‌​ ‍​​ ​‌​ ‌‍​ ‌ ​‍ ‌​ ​‌​ ‌‍​ ​ ‌‍​‌‌‍‌‍​ ‍​​ ​‌‌‍​‍​ ‍‌​ ​​‌‍‌‌‌‍​ ​‍‌‍‌ ‌​‌ ‍‌‌ ​​‌‍‌‌​ ‌‌‍‍​‌‍ ‌ ‌​‌‍‌‌‌‍ ​‌‌​ ‌‍‍‌‌ ‌​‌‍‌‌‌‌​​‌‍​‌‌‍‌ ‌‍‌‌​‍‌‍‌ ​​‌‍​‌‌ ‌​‌‍‍​​ ‌‌ ​​‌‍​‌‌‍‌ ‌‍‌‌‌​​‍‌ ‌‌‌‍‍‌‌‍ ​‌‍‌​‌‍‌‌‌ ​‍​‍‌‌​ ‌‌‌​​‍‌‌ ‌‍‍ ‌‍‌‌‌ ‍‌​‍‌‌​ ​ ‌​‌​​‍‌‌​ ​ ‌​‌​​‍‌‌​ ​‍​ ​‍‌‍‌‌​ ​​‌‍​‌‌‍‌‌​ ‌‌‌‍‌‍​ ​‍‌‍​ ‌‍‌‌‌‍‌‌​ ‌‌​ ‍​​‍‌‌​ ​‍​ ​‍​‍‌‌​ ‌‌‌​‌​​‍ ‍‌‍​ ‌‍ ‌‍ ‍‌ ‌​‌‍‌‌‌‍ ‍‌ ‌​​‍‌‌​ ‌‌‌​​‍‌‌ ‌‍‍ ‌‍‌‌‌ ‍‌​‍‌‌​ ​ ‌​‌​​‍‌‌​ ​ ‌​‌​​‍‌‌​ ​‍​ ​‍​ ‌‌​ ​‌​ ​‍​ ​‌​ ​‍​ ‌ ​ ​‍​ ‌​‌‍​‌​ ​‍​ ​‍‌‍‌​​‍‌‌​ ​‍​ ​‍​‍‌‌​ ‌‌‌​‌​​‍ ‍‌ ​​‌ ​‍‌‍‍‌‌‍ ‌‌‍​‌‌ ​‍‌ ‍‌‌​​ ‌ ‌​‌‍​‌​‍ ‍‌‍ ​‌‍​‌‌‍​‍‌‍‌‌‌‍ ​​‍‌‍‌ ​​‌‍‌‌‌ ​‍‌ ​ ‌ ​​‌‍‌‌‌‍​ ‌ ‌​‌‍‍‌‌ ‌‍‌‍‌‌​ ‌‌ ​​‌ ‌‌‌‍​‍‌‍ ​‌‍‍‌‌ ​ ‌‍‍​‌‍‌‌‌‍‌​​‍​‍‌ ‌